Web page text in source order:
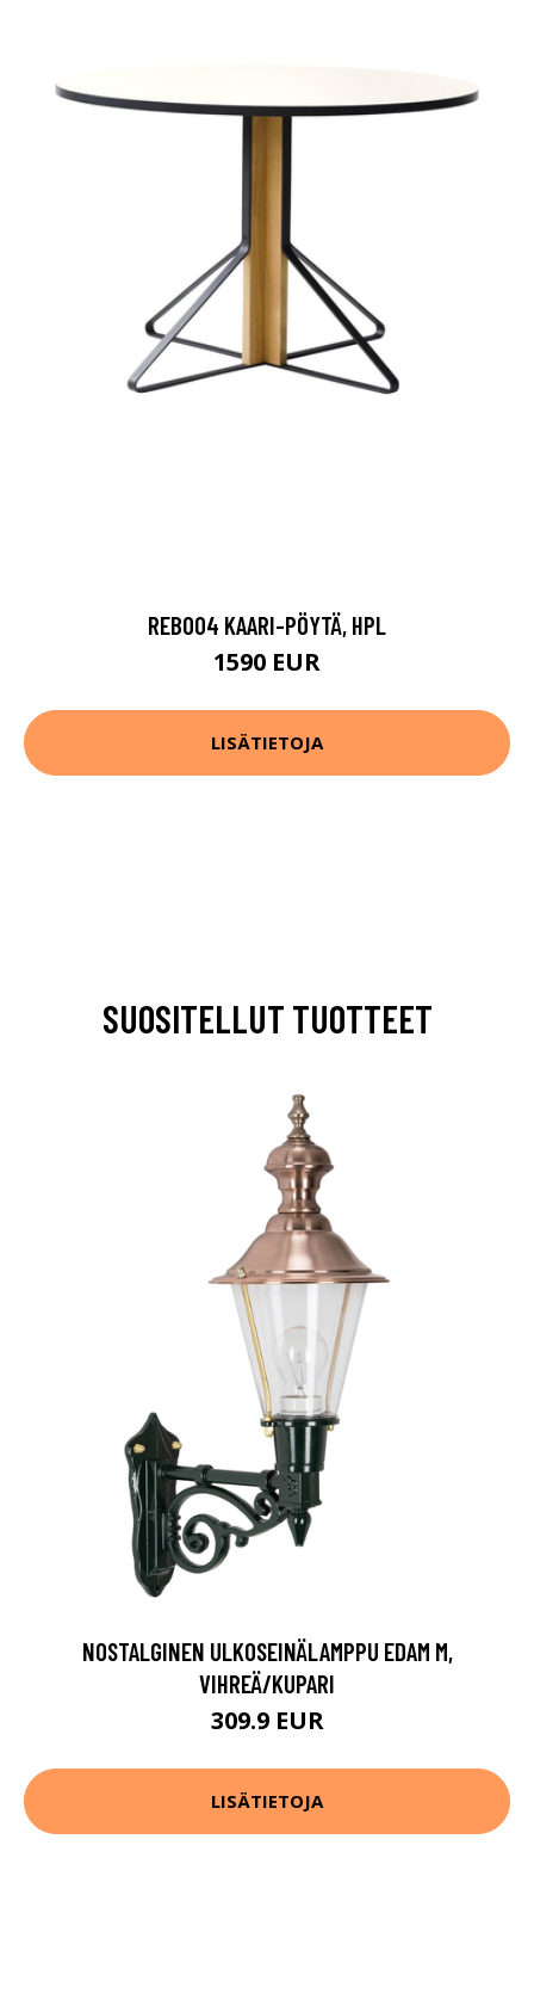
REB004 KAARI-PÖYTÄ, HPL
1590 EUR
LISÄTIETOJA
SUOSITELLUT TUOTTEET
NOSTALGINEN ULKOSEINÄLAMPPU EDAM M,
VIHREÄ/KUPARI
309.9 EUR
LISÄTIETOJA